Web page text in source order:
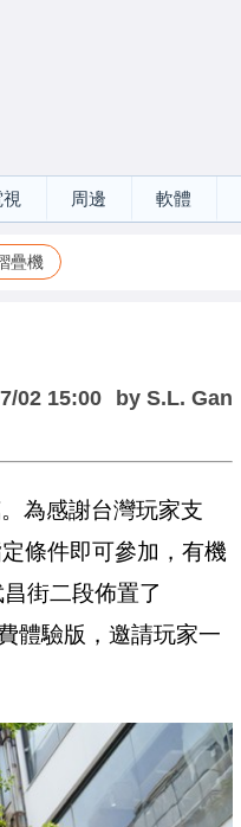
視 周邊 軟體
疊機
02 15:00 by S.L. Gan
為感謝台灣玩家支
條件即可參加，有機
街二段佈置了
體驗版，邀請玩家一